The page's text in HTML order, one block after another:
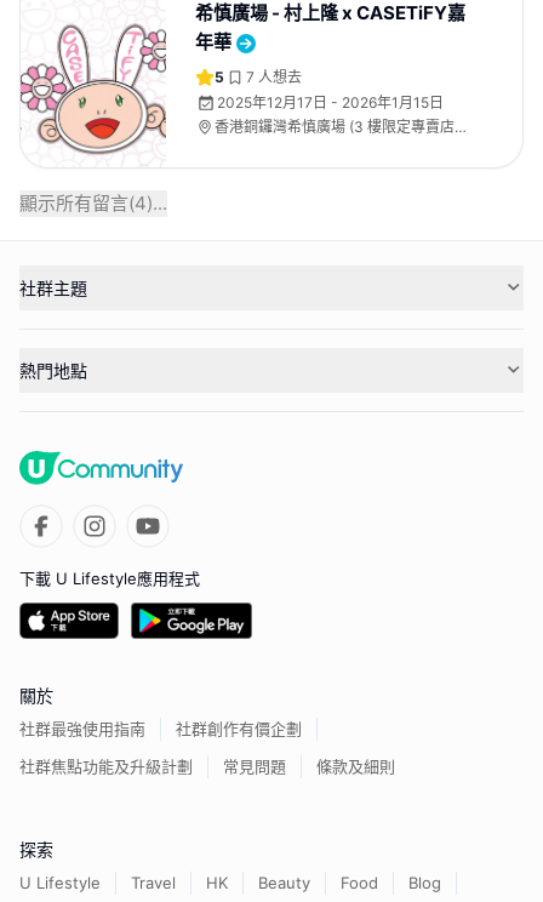
希慎廣場 - 村上隆 x CASETiFY嘉
年華
5 7 人想去
2025年12月17日 - 2026年1月15日
香港銅鑼灣希慎廣場 (3 樓限定專賣店及
顯示所有留言(4)...
社群主題
熱門地點
下載 U Lifestyle應用程式
關於
社群最強使用指南
社群創作有價企劃
社群焦點功能及升級計劃
常見問題 條款及細則
探索
U Lifestyle Travel HK Beauty Food Blog